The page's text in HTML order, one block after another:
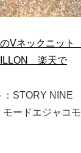
Vネックニット
楽天で
：STORY NINE
ードエジャコモ